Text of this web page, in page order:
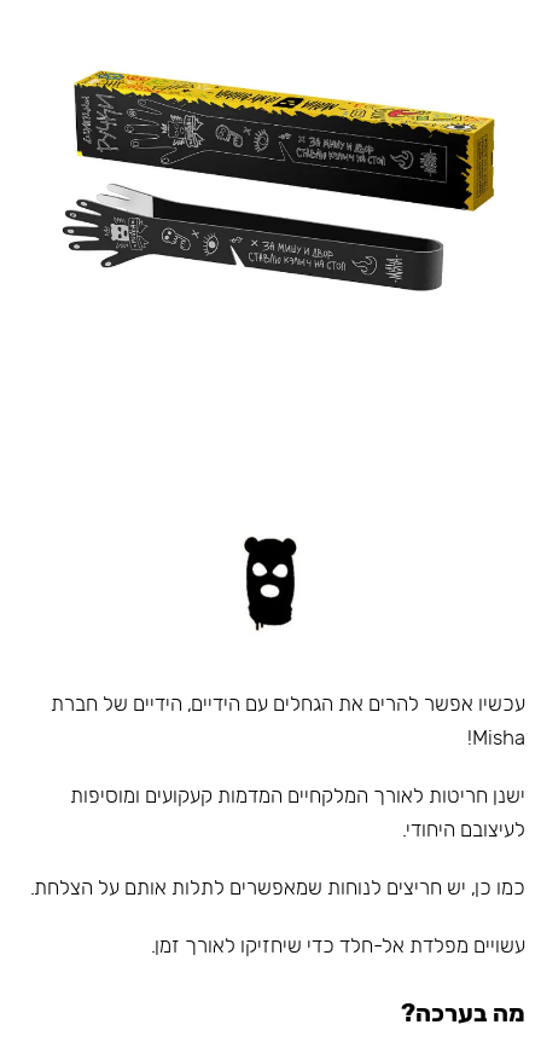
עכשיו אפשר להרים את הגחלים עם הידיים, הידיים של חברת
Misha!
ישנן חריטות לאורך המלקחיים המדמות קעקועים ומוסיפות
לעיצובם היחודי.
כמו כן, יש חריצים לנוחות שמאפשרים לתלות אותם על הצלחת.
עשויים מפלדת אל-חלד כדי שיחזיקו לאורך זמן.
מה בערכה?